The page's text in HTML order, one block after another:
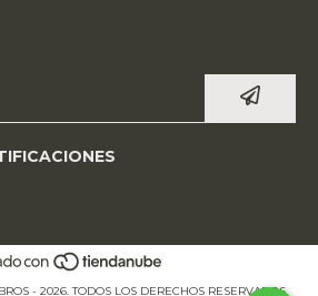
- 2026. TODOS LOS DERECHOS RESERVADOS.